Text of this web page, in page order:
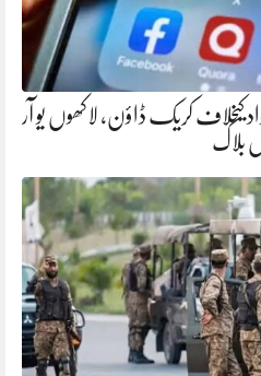
کیخلاف کریک ڈاؤن، لاکھوں یو آر
بلاک